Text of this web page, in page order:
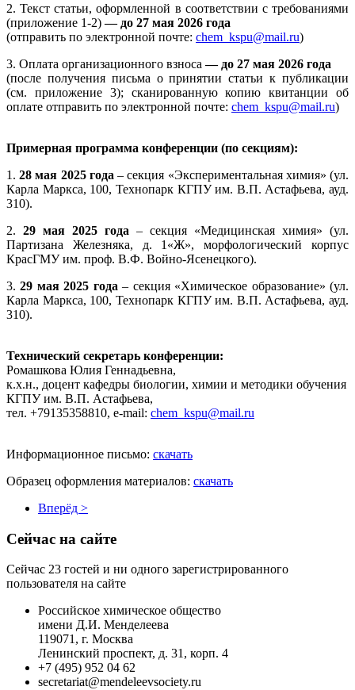
2. Текст статьи, оформленной в соответствии с требованиями
(приложение 1-2)— до 27 мая 2026 года
(отправить по электронной почте: chem_kspu@mail.ru)
3. Оплата организационного взноса — до 27 мая 2026 года
(после получения письма о принятии статьи к публикации
(см. приложение 3); сканированную копию квитанции об
оплате отправить по электронной почте: chem_kspu@mail.ru)
Примерная программа конференции (по секциям):
1.28 мая 2025 года – секция «Экспериментальная химия» (ул.
Карла Маркса, 100, Технопарк КГПУ им. В.П. Астафьева, ауд.
310).
2. 29 мая 2025 года – секция «Медицинская химия» (ул.
Партизана Железняка, д. 1«Ж», морфологический корпус
КрасГМУ им. проф. В.Ф. Войно-Ясенецкого).
3.29 мая 2025 года – секция «Химическое образование» (ул.
Карла Маркса, 100, Технопарк КГПУ им. В.П. Астафьева, ауд.
310).
Технический секретарь конференции:
Ромашкова Юлия Геннадьевна,
к.х.н., доцент кафедры биологии, химии и методики обучения
КГПУ им. В.П. Астафьева,
тел. +79135358810, e-mail: chem_kspu@mail.ru
Информационное письмо: скачать
Образец оформления материалов: скачать
Вперёд >
Сейчас на сайте
Сейчас 23 гостей и ни одного зарегистрированного
пользователя на сайте
Российское химическое общество
имени Д.И. Менделеева
119071, г. Москва
Ленинский проспект, д. 31, корп. 4
+7 (495) 952 04 62
secretariat@mendeleevsociety.ru